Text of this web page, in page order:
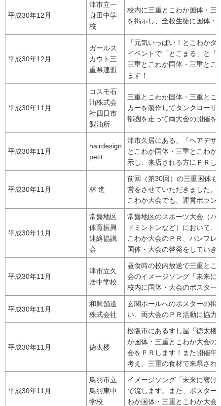
平成30年12月
津市立一
身田中学
校
校内に三重とこわか国体・三
を掲示し、全校生徒に国体・
平成30年12月
ガールス
カウト三
重県連盟
「元気いっぱい！とこわか
イベントで「とこまる」と「
三重とこわか国体・三重とこ
ます！
平成30年11月
コスモ石
油株式会
社四日市
製油所
三重とこわか国体・三重とこ
カーを製作してタンクローリ
部圏を走って両大会の開催を
平成30年11月
hairdesign
petit
津市久居にある、「ヘアデザ
とこわか国体・三重とこわか
示し、来店される方にＰＲし
平成30年11月 林 進
前回（第30回）の三重国体
営をさせていただきました。
こわか大会でも、運営ボラン
平成30年11月
常盤地区
体育振興
連絡協議
会
常盤地区のスポーツ大会（バ
ドミントンなど）において
こわか大会のＰＲ、パンフレ
国体・大会の啓発をしていき
平成30年11月
津市立久
居中学校
昼食時の校内放送で三重とこ
会のイメージソング「未来に
校内に国体・大会のポスター
平成30年11月
和興舗道
株式会社
玄関ホールへのポスターの掲
い、両大会のＰＲ活動に協力
平成30年11月 徳太楼
松阪市にあるすし屋「徳太楼
か国体・三重とこわか大会の
会をＰＲします！また開催年
考え、三重の食材で来県され
平成30年11月
鳥羽市立
鳥羽東中
学校
イメージソング「未来に響け
で流します。また、ポスター
わか国体・三重とこわか大会